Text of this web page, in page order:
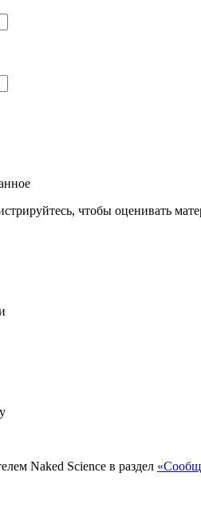
чтобы оценивать
Naked Science в раздел